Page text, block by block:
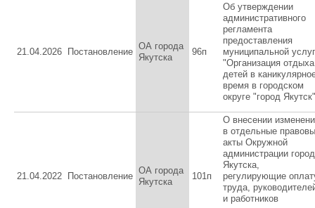
21.04.2026 Постановление
ОА города
Якутска
96п
Об утверждении
административного
регламента
предоставления
муниципальной
"Организация отдыха
детей в
время в городском
округе "город Якутск"
21.04.2022 Постановление
ОА города
Якутска
101п
О внесении
в отдельные
акты Окружной
администрации
Якутска,
регулирующие
труда,
и работников